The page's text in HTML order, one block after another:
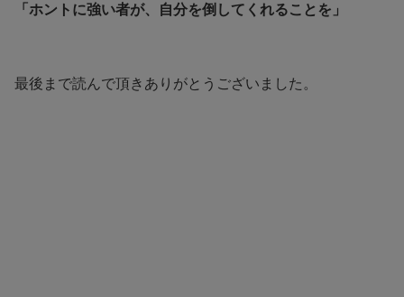
「ホントに強い者が、自分を倒してくれることを」
最後まで読んで頂きありがとうございました。